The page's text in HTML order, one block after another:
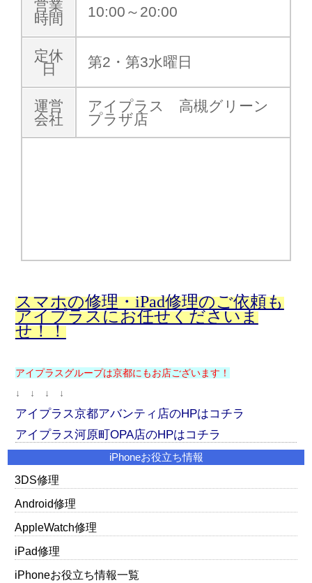
営業
時間
10:00～20:00
定休
日
第2・第3水曜日
運営
会社
アイプラス 高槻グリーン
プラザ店
スマホの修理・iPad修理のご依頼も
アイプラスにお任せくださいま
せ！！
アイプラスグループは京都にもお店ございます！
↓ ↓ ↓ ↓
アイプラス京都アバンティ店のHPはコチラ
アイプラス河原町OPA店のHPはコチラ
iPhoneお役立ち情報
3DS修理
Android修理
AppleWatch修理
iPad修理
iPhoneお役立ち情報一覧